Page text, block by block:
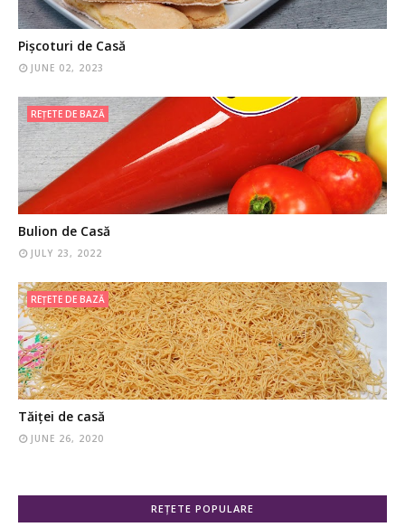
Pișcoturi de Casă
JUNE 02, 2023
REȚETE DE BAZĂ
Bulion de Casă
JULY 23, 2022
REȚETE DE BAZĂ
Tăiței de casă
JUNE 26, 2020
REȚETE POPULARE